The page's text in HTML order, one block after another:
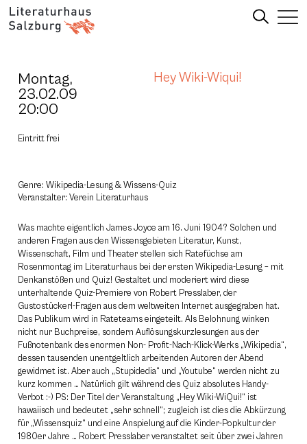
Montag,
23.02.09
20:00
Hey Wiki-Wiqui!
Eintritt frei
Genre: Wikipedia-Lesung & Wissens-Quiz
Veranstalter: Verein Literaturhaus
Was machte eigentlich James Joyce am 16. Juni 1904? Solchen und
anderen Fragen aus den Wissensgebieten Literatur, Kunst,
Wissenschaft, Film und Theater stellen sich Ratefüchse am
Rosenmontag im Literaturhaus bei der ersten Wikipedia-Lesung – mit
Denkanstößen und Quiz! Gestaltet und moderiert wird diese
unterhaltende Quiz-Premiere von Robert Presslaber, der
Gustostückerl-Fragen aus dem weltweiten Internet ausgegraben hat.
Das Publikum wird in Rateteams eingeteilt. Als Belohnung winken
nicht nur Buchpreise, sondern Auflösungskurzlesungen aus der
Fußnotenbank des enormen Non- Profit-Nach-Klick-Werks „Wikipedia“,
dessen tausenden unentgeltlich arbeitenden Autoren der Abend
gewidmet ist. Aber auch „Stupidedia“ und „Youtube“ werden nicht zu
kurz kommen … Natürlich gilt während des Quiz absolutes Handy-
Verbot :-) PS: Der Titel der Veranstaltung „Hey Wiki-WiQui!“ ist
hawaiisch und bedeutet „sehr schnell“; zugleich ist dies die Abkürzung
für „Wissensquiz“ und eine Anspielung auf die Kinder-Popkultur der
1980er Jahre … Robert Presslaber veranstaltet seit über zwei Jahren